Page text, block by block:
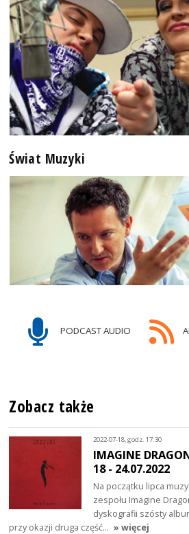
Świat Muzyki
PODCAST AUDIO
Zobacz także
2022-07-18, godz. 17:30
IMAGINE
18 - 24.07.2022
Na początku lipca
zespołu Imagine
dyskografii szósty
przy okazji druga część… » więcej